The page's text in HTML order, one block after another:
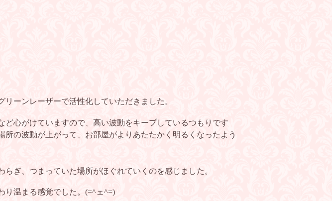
ーンレーザーで活性化していただきました。
心がけていますので、高い波動をキープしているつもりです
の波動が上がって、お部屋がよりあたたかく明るくなったよう
ぎ、つまっていた場所がほぐれていくのを感じました。
り温まる感覚でした。(=^ェ^=)